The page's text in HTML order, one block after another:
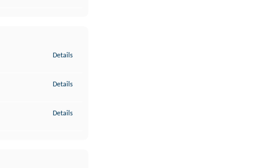
Details
Details
Details